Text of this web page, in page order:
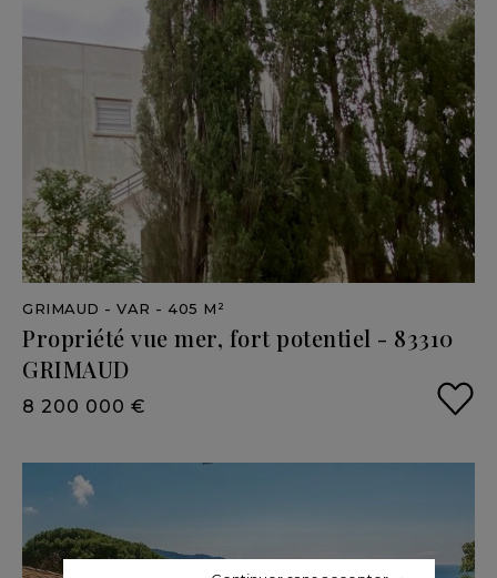
GRIMAUD - VAR - 405 M²
Propriété vue mer, fort potentiel - 83310
GRIMAUD
8 200 000 €